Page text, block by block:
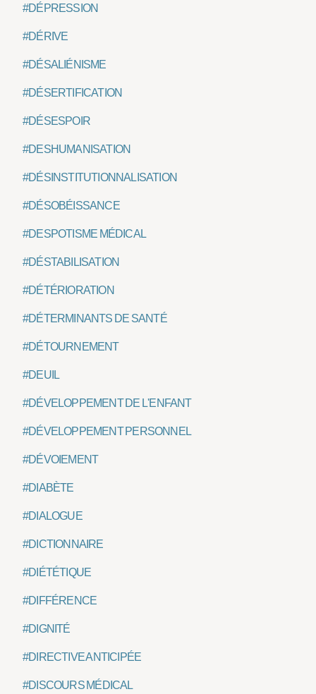
#DÉPRESSION
#DÉRIVE
#DÉSALIÉNISME
#DÉSERTIFICATION
#DÉSESPOIR
#DESHUMANISATION
#DÉSINSTITUTIONNALISATION
#DÉSOBÉISSANCE
#DESPOTISME MÉDICAL
#DÉSTABILISATION
#DÉTÉRIORATION
#DÉTERMINANTS DE SANTÉ
#DÉTOURNEMENT
#DEUIL
#DÉVELOPPEMENT DE L'ENFANT
#DÉVELOPPEMENT PERSONNEL
#DÉVOIEMENT
#DIABÈTE
#DIALOGUE
#DICTIONNAIRE
#DIÉTÉTIQUE
#DIFFÉRENCE
#DIGNITÉ
#DIRECTIVE ANTICIPÉE
#DISCOURS MÉDICAL